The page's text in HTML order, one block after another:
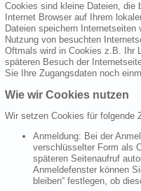
Cookies sind kleine Dateien, die
Internet Browser auf Ihrem
Dateien speichern
Nutzung von besuchten
Oftmals wird in Cookies z.B. Ihr
späteren Besuch der
Sie Ihre Zugangsdaten noch
Wie wir Cookies nutzen
Wir setzen Cookies für folgende
Anmeldung: Bei der
verschlüsselter Form als
späteren Seitenaufruf
Anmeldefenster können
bleiben“ festlegen, ob